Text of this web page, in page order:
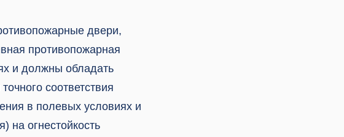
двери,
противопожарная
и должны обладать
соответствия
в полевых условиях и
на огнестойкость